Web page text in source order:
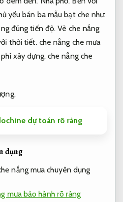
yếu bán ba mẫu bạt che như:
đúng tiến độ. Vè che nắng
thời tiết.che nắng che mưa
xây dựng.che nắng che
dự toán rõ ràng
dụng
mưa bảo hành rõ ràng